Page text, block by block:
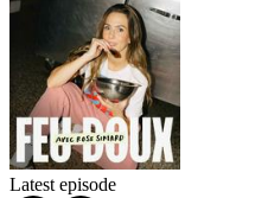
Latest episode